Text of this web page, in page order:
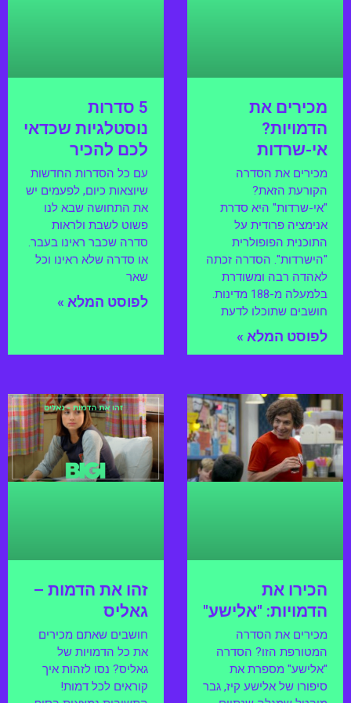
מכירים את
הדמויות?
אי-שרדות
מכירים את הסדרה
הקורעת הזאת?
"אי-שרדות" היא סדרת
אנימציה פרודית על
התוכנית הפופולרית
"הישרדות". הסדרה זכתה
לאהדה רבה ומשודרת
בלמעלה מ-188 מדינות.
חושבים שתוכלו לדעת
לפוסט המלא »
5 סדרות
נוסטלגיות שכדאי
לכם להכיר
עם כל הסדרות החדשות
שיוצאות כיום, לפעמים יש
את התחושה שבא לנו
פשוט לשבת ולראות
סדרה שכבר ראינו בעבר.
או סדרה שלא ראינו וכל
שאר
לפוסט המלא »
הכירו את
הדמויות: "אלישע"
מכירים את הסדרה
המטורפת הזו? הסדרה
"אלישע" מספרת את
סיפורו של אלישע קיז, גבר
זהו את הדמות –
גאליס
חושבים שאתם מכירים
את כל הדמויות של
גאליס? נסו לזהות איך
קוראים לכל דמות!